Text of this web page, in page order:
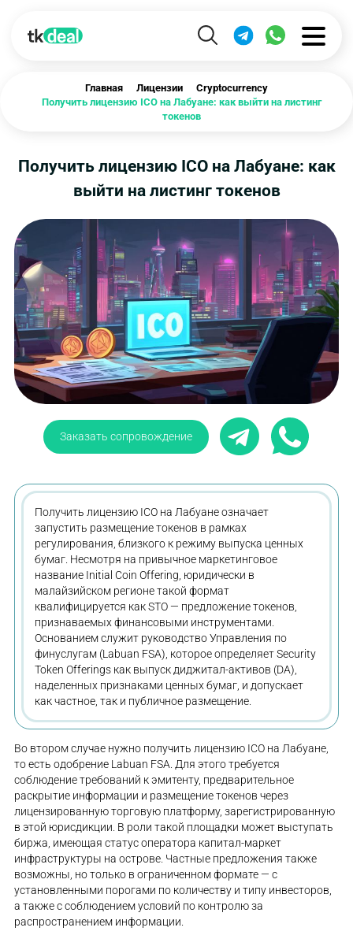
Главная Лицензии
Cryptocurrency
Получить лицензию ICO на Лабуане: как выйти на листинг
токенов
Получить лицензию ICO на Лабуане: как
выйти на листинг токенов
Заказать сопровождение
Получить лицензию ICO на Лабуане означает
запустить размещение токенов в рамках
регулирования, близкого к режиму выпуска ценных
бумаг. Несмотря на привычное маркетинговое
название Initial Coin Offering, юридически в
малайзийском регионе такой формат
квалифицируется как STO — предложение токенов,
признаваемых финансовыми инструментами.
Основанием служит руководство Управления по
финуслугам (Labuan FSA), которое определяет Security
Token Offerings как выпуск диджитал-активов (DA),
наделенных признаками ценных бумаг, и допускает
как частное, так и публичное размещение.
Во втором случае нужно получить лицензию ICO на Лабуане,
то есть одобрение Labuan FSA. Для этого требуется
соблюдение требований к эмитенту, предварительное
раскрытие информации и размещение токенов через
лицензированную торговую платформу, зарегистрированную
в этой юрисдикции. В роли такой площадки может выступать
биржа, имеющая статус оператора капитал-маркет
инфраструктуры на острове. Частные предложения также
возможны, но только в ограниченном формате — с
установленными порогами по количеству и типу инвесторов,
а также с соблюдением условий по контролю за
распространением информации.